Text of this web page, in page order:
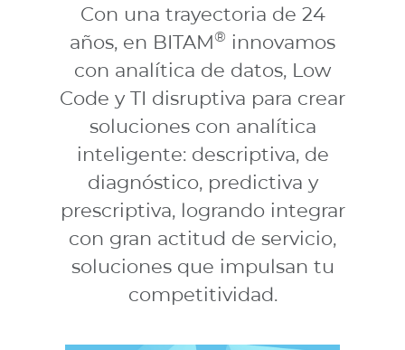
Con una trayectoria de 24
años, en BITAM® innovamos
con analítica de datos, Low
Code y TI disruptiva para crear
soluciones con analítica
inteligente: descriptiva, de
diagnóstico, predictiva y
prescriptiva, logrando integrar
con gran actitud de servicio,
soluciones que impulsan tu
competitividad.